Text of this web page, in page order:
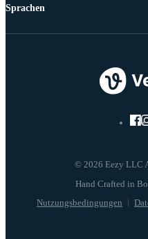
© 2026 Eezy LLC
Nutzungsbedingungen
Sprachen